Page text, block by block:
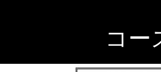
コー